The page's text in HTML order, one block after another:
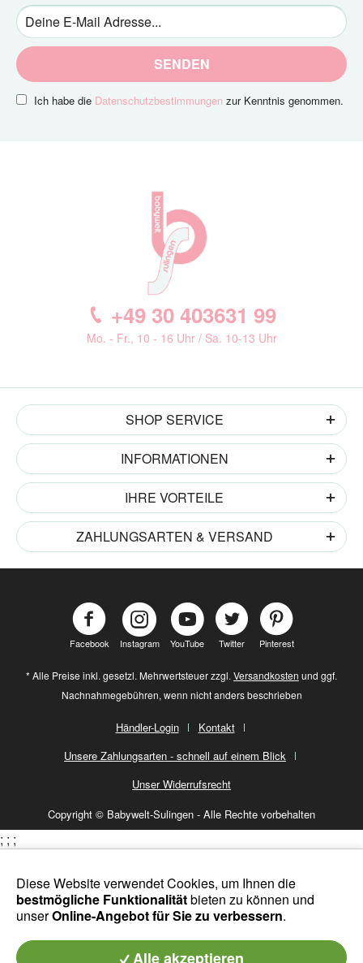
SENDEN
Ich habe die Datenschutzbestimmungen zur Kenntnis genommen.
+49 30 403631 99
Mo. - Fr., 10 - 16 Uhr / Sa. 10-13 Uhr
SHOP SERVICE
INFORMATIONEN
IHRE VORTEILE
ZAHLUNGSARTEN & VERSAND
Facebook Instagram YouTube Twitter Pinterest
* Alle Preise inkl. gesetzl. Mehrwertsteuer zzgl. Versandkosten und ggf.
Nachnahmegebühren, wenn nicht anders beschrieben
Händler-Login
Kontakt
Unsere Zahlungsarten - schnell auf einem Blick
Unser Widerrufsrecht
Copyright © Babywelt-Sulingen - Alle Rechte vorbehalten
Diese Website verwendet Cookies, um Ihnen die
bestmögliche Funktionalitätbieten zu können und
unserOnline-Angebot für Sie zu verbessern.
Alle akzeptieren
; ; ;